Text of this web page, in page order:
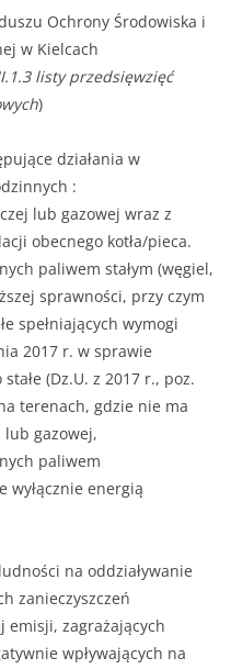
Ochrony Środowiska i
w Kielcach
listy przedsięwzięć
)
działania w
:
lub gazowej wraz z
obecnego kotła/pieca.
paliwem stałym (węgiel,
sprawności, przy czym
spełniających wymogi
2017 r. w sprawie
(Dz.U. z 2017 r., poz.
terenach, gdzie nie ma
lub gazowej,
paliwem
wyłącznie energią
na oddziaływanie
zanieczyszczeń
emisji, zagrażających
wpływających na